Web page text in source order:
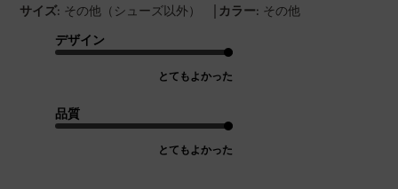
サイズ: その他（シューズ以外） | カラー: その他
デザイン
とてもよかった
品質
とてもよかった